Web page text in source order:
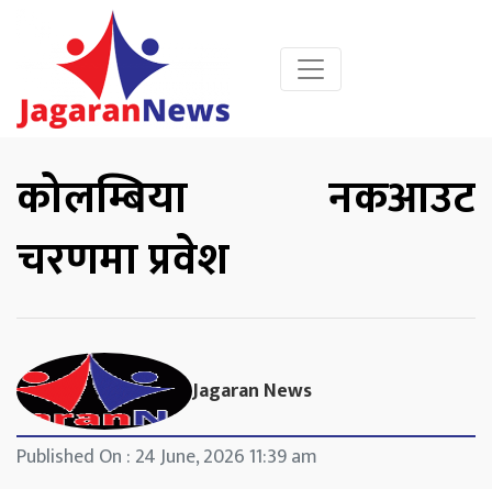
कोलम्बिया नकआउट
चरणमा प्रवेश
Jagaran News
Published On : 24 June, 2026 11:39 am